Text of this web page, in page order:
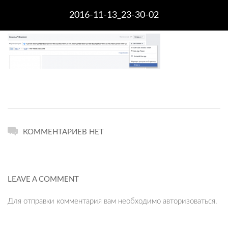
2016-11-13_23-30-02
КОММЕНТАРИЕВ НЕТ
LEAVE A COMMENT
Для отправки комментария вам необходимо авторизоваться.